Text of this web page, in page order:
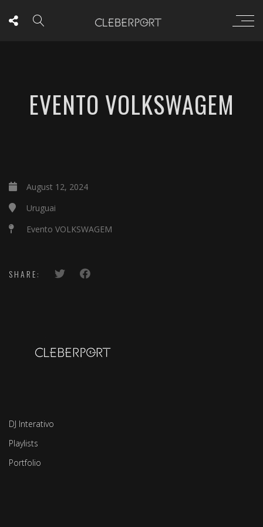
EVENTO VOLKSWAGEM
August 12, 2024
Uruguai
Evento VOLKSWAGEM
SHARE:
DJ Interativo
Playlists
Portfolio